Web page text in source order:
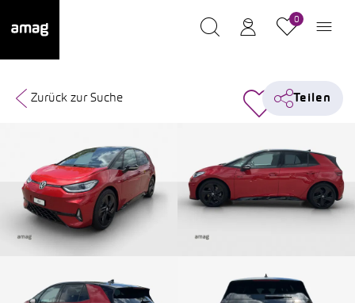
0
Zurück zur Suche Teilen